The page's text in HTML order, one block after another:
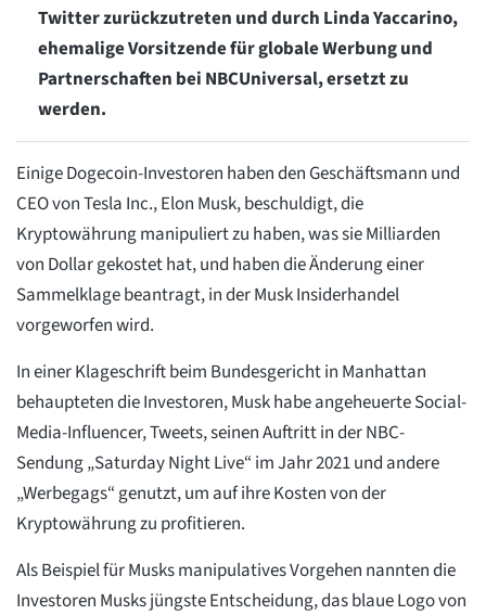
Twitter zurückzutreten und durch Linda Yaccarino,
ehemalige Vorsitzende für globale Werbung und
Partnerschaften bei NBCUniversal, ersetzt zu
werden.
Einige Dogecoin-Investoren haben den Geschäftsmann und
CEO von Tesla Inc., Elon Musk, beschuldigt, die
Kryptowährung manipuliert zu haben, was sie Milliarden
von Dollar gekostet hat, und haben die Änderung einer
Sammelklage beantragt, in der Musk Insiderhandel
vorgeworfen wird.
In einer Klageschrift beim Bundesgericht in Manhattan
behaupteten die Investoren, Musk habe angeheuerte Social-
Media-Influencer, Tweets, seinen Auftritt in der NBC-
Sendung „Saturday Night Live“ im Jahr 2021 und andere
„Werbegags“ genutzt, um auf ihre Kosten von der
Kryptowährung zu profitieren.
Als Beispiel für Musks manipulatives Vorgehen nannten die
Investoren Musks jüngste Entscheidung, das blaue Logo von